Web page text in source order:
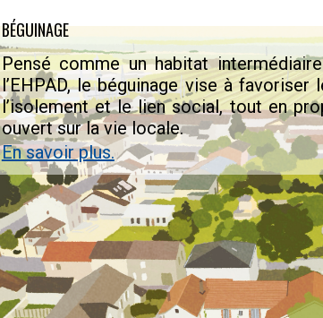
BÉGUINAGE
Pensé comme un habitat
l’EHPAD, le béguinage vise à
l’isolement et le lien social, tout en
ouvert sur la vie locale.
En savoir plus.